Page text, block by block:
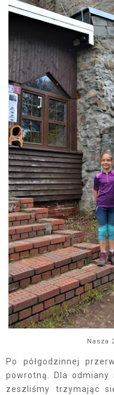
Nasza
Po półgodzinnej
powrotną. Dla odmiany
zeszliśmy trzymając